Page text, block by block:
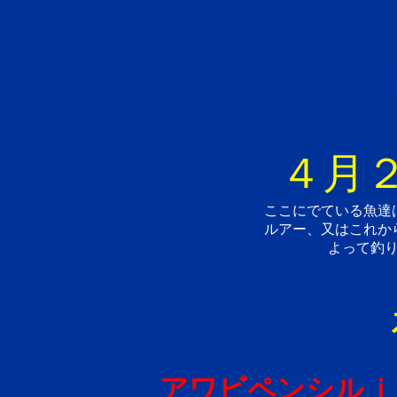
４月
ここにでている魚
ルアー、又はこれ
よって釣
アワビペンシル